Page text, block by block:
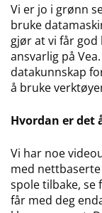
Vi er jo i grønn
bruke
gjør at vi får god
ansvarlig på
datakunnskap
å bruke
Hvordan er det
Vi har noe
med
spole tilbake, se
får med deg